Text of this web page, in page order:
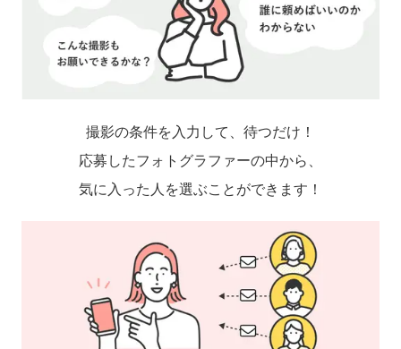
撮影の条件を入力して、待つだけ！
応募したフォトグラファーの中から、
気に入った人を選ぶことができます！